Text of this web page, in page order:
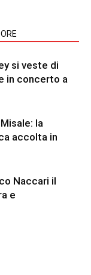
si veste di
in concerto a
la
accolta in
Naccari il
e